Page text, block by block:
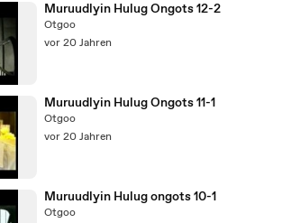
Muruudlyin Hulug Ongots 12-2
Otgoo
vor 20 Jahren
Muruudlyin Hulug Ongots 11-1
Otgoo
vor 20 Jahren
Muruudlyin Hulug ongots 10-1
Otgoo